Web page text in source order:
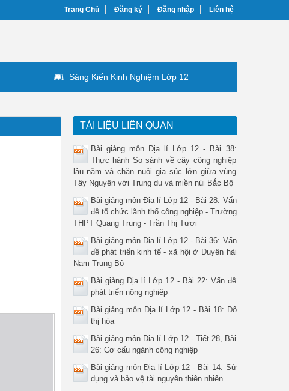
Trang Chủ Đăng ký Đăng nhập Liên hệ
Sáng Kiến Kinh Nghiệm Lớp 12
TÀI LIỆU LIÊN QUAN
Bài giảng môn Địa lí Lớp 12 - Bài 38:
Thực hành So sánh về cây công nghiệp
lâu năm và chăn nuôi gia súc lớn giữa vùng
Tây Nguyên với Trung du và miền núi Bắc Bộ
Bài giảng môn Địa lí Lớp 12 - Bài 28: Vấn
đề tổ chức lãnh thổ công nghiệp - Trường
THPT Quang Trung - Trần Thị Tươi
Bài giảng môn Địa lí Lớp 12 - Bài 36: Vấn
đề phát triển kinh tế - xã hội ở Duyên hải
Nam Trung Bộ
Bài giảng Địa lí Lớp 12 - Bài 22: Vấn đề
phát triển nông nghiệp
Bài giảng môn Địa lí Lớp 12 - Bài 18: Đô
thị hóa
Bài giảng môn Địa lí Lớp 12 - Tiết 28, Bài
26: Cơ cấu ngành công nghiệp
Bài giảng môn Địa lí Lớp 12 - Bài 14: Sử
dụng và bảo vệ tài nguyên thiên nhiên